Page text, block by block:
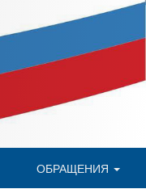
ОБРАЩЕНИЯ